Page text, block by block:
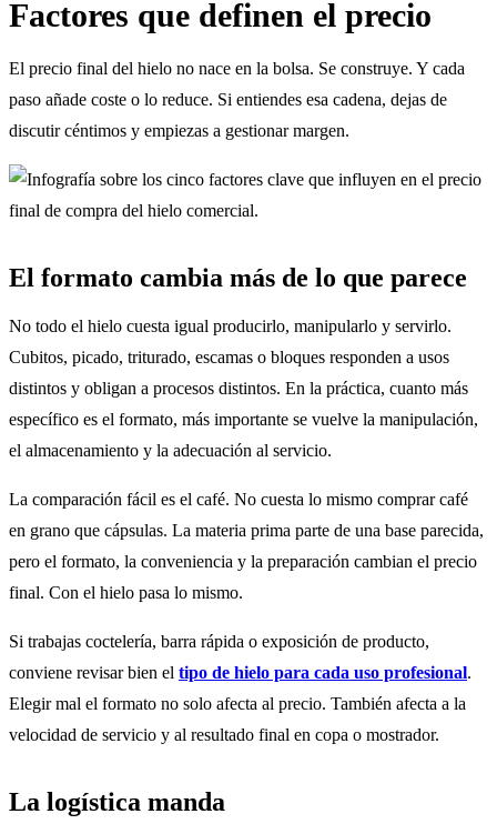
Factores que definen el precio
El precio final del hielo no nace en la bolsa. Se construye. Y cada
paso añade coste o lo reduce. Si entiendes esa cadena, dejas de
discutir céntimos y empiezas a gestionar margen.
El formato cambia más de lo que parece
No todo el hielo cuesta igual producirlo, manipularlo y servirlo.
Cubitos, picado, triturado, escamas o bloques responden a usos
distintos y obligan a procesos distintos. En la práctica, cuanto más
específico es el formato, más importante se vuelve la manipulación,
el almacenamiento y la adecuación al servicio.
La comparación fácil es el café. No cuesta lo mismo comprar café
en grano que cápsulas. La materia prima parte de una base parecida,
pero el formato, la conveniencia y la preparación cambian el precio
final. Con el hielo pasa lo mismo.
Si trabajas coctelería, barra rápida o exposición de producto,
conviene revisar bien el tipo de hielo para cada uso profesional.
Elegir mal el formato no solo afecta al precio. También afecta a la
velocidad de servicio y al resultado final en copa o mostrador.
La logística manda